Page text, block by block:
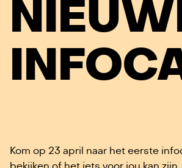
Kom op 23 april naar het eerste